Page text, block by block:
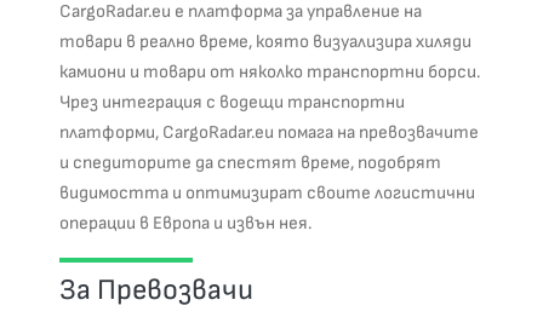
CargoRadar.eu е платформа за управление на
товари в реално време, която визуализира хиляди
камиони и товари от няколко транспортни борси.
Чрез интеграция с водещи транспортни
платформи, CargoRadar.eu помага на превозвачите
и спедиторите да спестят време, подобрят
видимостта и оптимизират своите логистични
операции в Европа и извън нея.
За Превозвачи